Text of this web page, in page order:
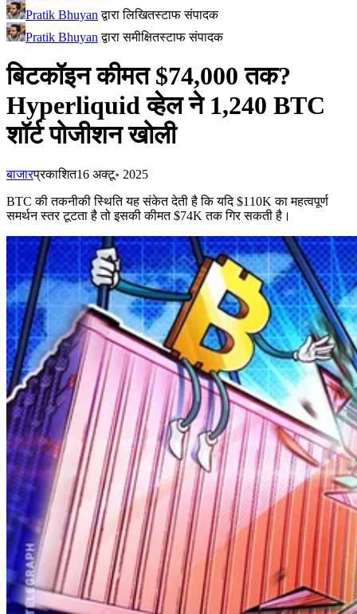
Pratik Bhuyan द्वारा लिखितस्टाफ संपादक
Pratik Bhuyan द्वारा समीक्षितस्टाफ संपादक
बिटकॉइन कीमत $74,000 तक?
Hyperliquid व्हेल ने 1,240 BTC
शॉर्ट पोजीशन खोली
बाजारप्रकाशित16 अक्टू॰ 2025
BTC की तकनीकी स्थिति यह संकेत देती है कि यदि $110K का महत्वपूर्ण
समर्थन स्तर टूटता है तो इसकी कीमत $74K तक गिर सकती है।